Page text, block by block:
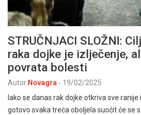
STRUČNJACI SLOŽNI:
raka dojke je izlječenje,
povrata bolesti
Autor Novagra - 19/02/2025
Iako se danas rak dojke otkriva sve ranije
gotovo svaka treća oboljela suočit će se s…